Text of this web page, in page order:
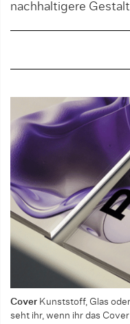
nachhaltigere
Cover Kunststoff, Glas
seht ihr, wenn ihr das